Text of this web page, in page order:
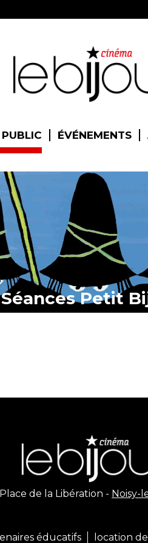
ÉVÉNEMENTS
Séances Petit
de la Libération - Noisy-
éducatifs location